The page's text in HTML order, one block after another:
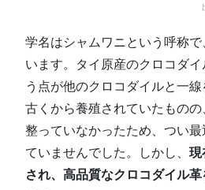
学名はシャムワニという呼称
います。タイ原産のクロコダ
う点が他のクロコダイルと一線
古くから養殖されていたもの
整っていなかったため、つい
ていませんでした。しかし、現
され、高品質なクロコダイル